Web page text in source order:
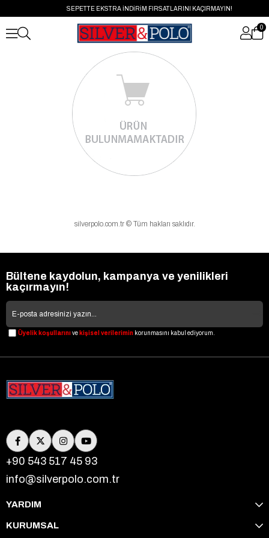
SEPETTE EKSTRA İNDİRİM FIRSATLARINI KAÇIRMAYIN!
0
silverpolo.com.tr © Tüm hakları saklıdır.
Bültene kaydolun, kampanya ve yenilikleri
kaçırmayın!
Üyelik koşullarınıve kişisel verilerimin korunmasını kabul ediyorum.
+90 543 517 45 93
info@silverpolo.com.tr
YARDIM
KURUMSAL